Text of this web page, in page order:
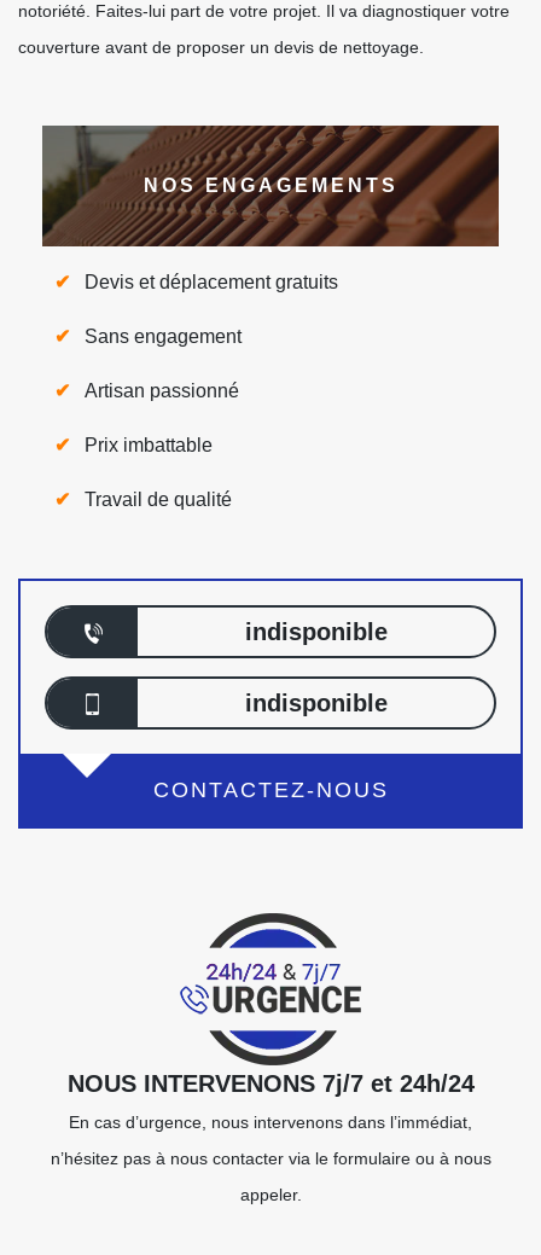
notoriété. Faites-lui part de votre projet. Il va diagnostiquer votre
couverture avant de proposer un devis de nettoyage.
NOS ENGAGEMENTS
Devis et déplacement gratuits
Sans engagement
Artisan passionné
Prix imbattable
Travail de qualité
indisponible
indisponible
CONTACTEZ-NOUS
NOUS INTERVENONS 7j/7 et 24h/24
En cas d’urgence, nous intervenons dans l’immédiat,
n’hésitez pas à nous contacter via le formulaire ou à nous
appeler.